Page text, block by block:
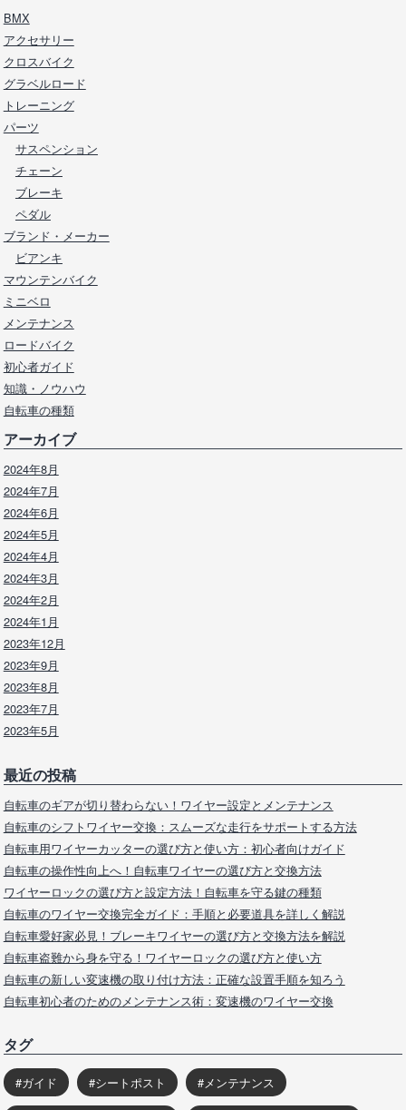
BMX
アクセサリー
クロスバイク
グラベルロード
トレーニング
パーツ
サスペンション
チェーン
ブレーキ
ペダル
ブランド・メーカー
ビアンキ
マウンテンバイク
ミニベロ
メンテナンス
ロードバイク
初心者ガイド
知識・ノウハウ
自転車の種類
アーカイブ
2024年8月
2024年7月
2024年6月
2024年5月
2024年4月
2024年3月
2024年2月
2024年1月
2023年12月
2023年9月
2023年8月
2023年7月
2023年5月
最近の投稿
自転車のギアが切り替わらない！ワイヤー設定とメンテナンス
自転車のシフトワイヤー交換：スムーズな走行をサポートする方法
自転車用ワイヤーカッターの選び方と使い方：初心者向けガイド
自転車の操作性向上へ！自転車ワイヤーの選び方と交換方法
ワイヤーロックの選び方と設定方法！自転車を守る鍵の種類
自転車のワイヤー交換完全ガイド：手順と必要道具を詳しく解説
自転車愛好家必見！ブレーキワイヤーの選び方と交換方法を解説
自転車盗難から身を守る！ワイヤーロックの選び方と使い方
自転車の新しい変速機の取り付け方法：正確な設置手順を知ろう
自転車初心者のためのメンテナンス術：変速機のワイヤー交換
タグ
ガイド シートポスト メンテナンス